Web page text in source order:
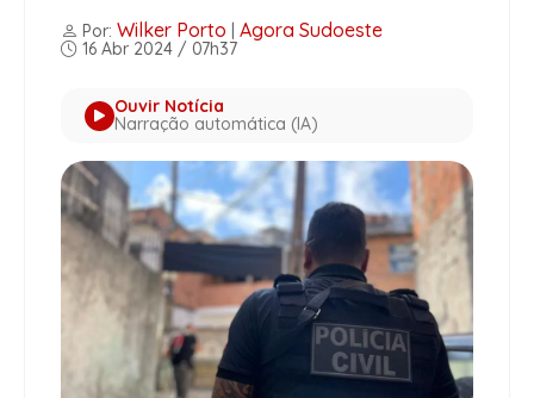
Por: Wilker Porto Agora Sudoeste
16 Abr 2024 / 07h37
Ouvir Notícia
Narração automática (IA)